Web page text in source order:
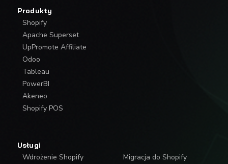
Produkty
Shopify
Apache Superset
UpPromote Affiliate
Odoo
Tableau
PowerBI
Akeneo
Shopify POS
Usługi
Wdrożenie Shopify Migracja do Shopify